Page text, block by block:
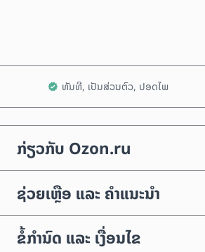
ທັນທີ, ເປັນສ່ວນຕົວ, ປອດໄພ
ກ່ຽວກັບ Ozon.ru
ຊ່ວຍເຫຼືອ ແລະ ຄຳແນະນຳ
ຂໍ້ກຳນົດ ແລະ ເງື່ອນໄຂ